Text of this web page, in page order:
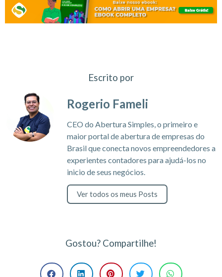
Escrito por
Rogerio Fameli
CEO do Abertura Simples, o primeiro e
maior portal de abertura de empresas do
Brasil que conecta novos empreendedores a
experientes contadores para ajudá-los no
inicio de seus negócios.
Ver todos os meus Posts
Gostou? Compartilhe!